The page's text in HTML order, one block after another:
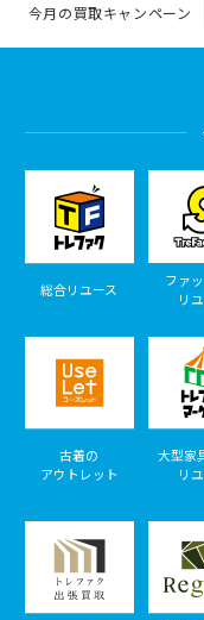
今月の買取キャンペーン
総合リユース
ファ
リ
古着の
アウトレット
大型家
リ